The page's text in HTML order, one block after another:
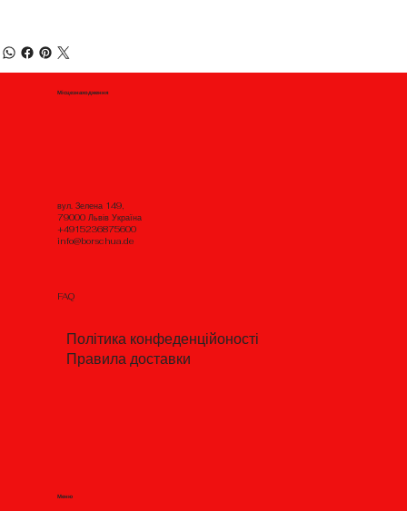
Місцезнаходження
вул. Зелена 149,
79000 Львів Україна
+4915236875600
info@borschua.de
Меню
FAQ
Політика конфеденційоності
Правила доставки